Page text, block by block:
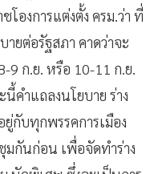
โองการแต่งตั้ง ครม.ว่า ที่
ยต่อรัฐสภา คาดว่าจะ
9 ก.ย. หรือ 10-11 ก.ย.
คำแถลงนโยบาย ร่าง
ยู่กับทุกพรรคการเมือง
มกันก่อน เพื่อจัดทำร่าง